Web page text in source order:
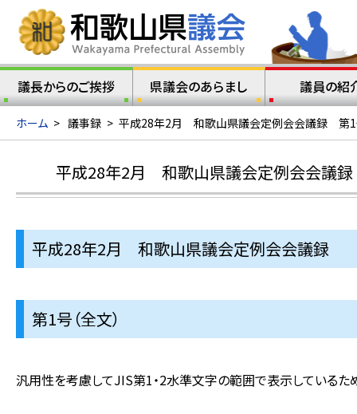
議長からのご挨拶 県議会のあらまし 議員の紹
ホーム > 議事録 > 平成28年2月 和歌山県議会定例会会議録 第1
平成28年2月 和歌山県議会定例会会議録
平成28年2月 和歌山県議会定例会会議録
第1号（全文）
汎用性を考慮してJIS第1・2水準文字の範囲で表示しているた